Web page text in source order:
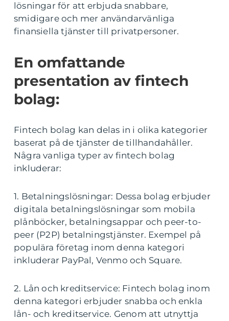
lösningar för att erbjuda snabbare,
smidigare och mer användarvänliga
finansiella tjänster till privatpersoner.
En omfattande
presentation av fintech
bolag:
Fintech bolag kan delas in i olika kategorier
baserat på de tjänster de tillhandahåller.
Några vanliga typer av fintech bolag
inkluderar:
1. Betalningslösningar: Dessa bolag erbjuder
digitala betalningslösningar som mobila
plånböcker, betalningsappar och peer-to-
peer (P2P) betalningstjänster. Exempel på
populära företag inom denna kategori
inkluderar PayPal, Venmo och Square.
2. Lån och kreditservice: Fintech bolag inom
denna kategori erbjuder snabba och enkla
lån- och kreditservice. Genom att utnyttja